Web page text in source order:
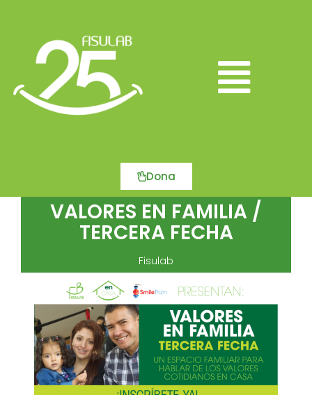
Main
Menu
Dona
VALORES EN FAMILIA /
TERCERA FECHA
Fisulab